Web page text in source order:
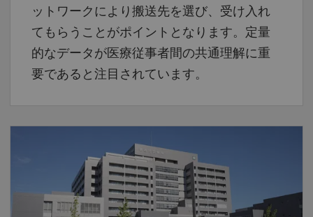
ットワークにより搬送先を選び、受け入れ
てもらうことがポイントとなります。定量
的なデータが医療従事者間の共通理解に重
要であると注目されています。